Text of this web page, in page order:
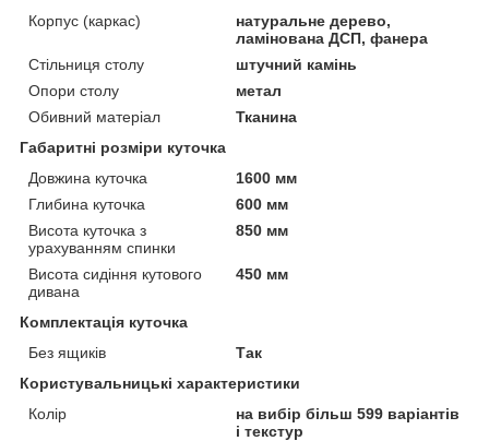
Корпус (каркас)
натуральне дерево,
ламінована ДСП, фанера
Стільниця столу
штучний камінь
Опори столу
метал
Обивний матеріал
Тканина
Габаритні розміри куточка
Довжина куточка
1600 мм
Глибина куточка
600 мм
Висота куточка з
урахуванням спинки
850 мм
Висота сидіння кутового
дивана
450 мм
Комплектація куточка
Без ящиків
Так
Користувальницькі характеристики
Колір
на вибір більш 599 варіантів
і текстур